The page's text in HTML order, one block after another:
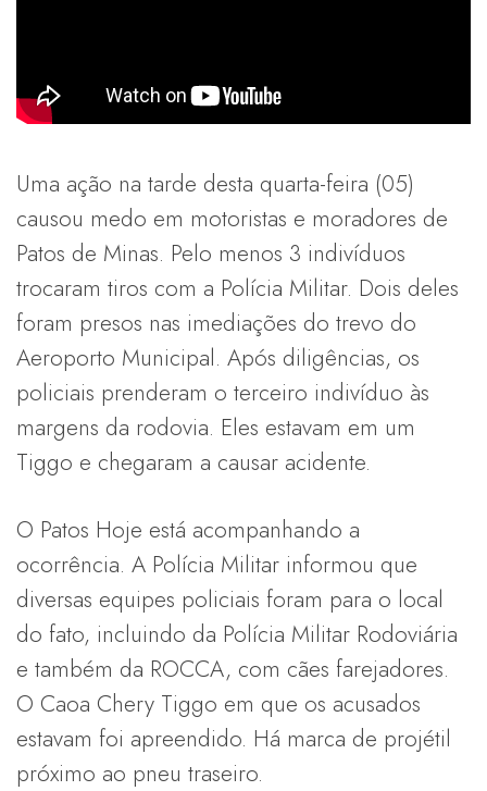
Uma ação na tarde desta quarta-feira (05)
causou medo em motoristas e moradores de
Patos de Minas. Pelo menos 3 indivíduos
trocaram tiros com a Polícia Militar. Dois deles
foram presos nas imediações do trevo do
Aeroporto Municipal. Após diligências, os
policiais prenderam o terceiro indivíduo às
margens da rodovia. Eles estavam em um
Tiggo e chegaram a causar acidente.
O Patos Hoje está acompanhando a
ocorrência. A Polícia Militar informou que
diversas equipes policiais foram para o local
do fato, incluindo da Polícia Militar Rodoviária
e também da ROCCA, com cães farejadores.
O Caoa Chery Tiggo em que os acusados
estavam foi apreendido. Há marca de projétil
próximo ao pneu traseiro.